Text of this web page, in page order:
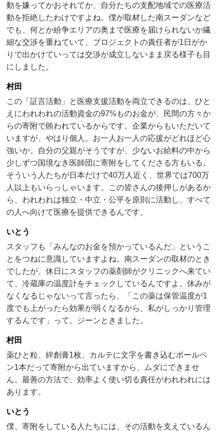
動を嫌ってかおそれてか、自分たちの支配地域での医療活
動を拒絶したわけですよね。僕が取材した南スーダンなど
でも、何とか紛争エリアの奥まで医療を届けられないか繊
細な交渉を重ねていて、プロジェクトの責任者が1日がか
りで出かけていっては交渉が成立しないまま戻る様子も目
にしました。
村田
この「証言活動」と医療支援活動を両立できるのは、ひと
えにわれわれの活動資金の97%ものお金が、民間の方々か
らの寄附で賄われているからです。企業からもいただいて
いますが、やはり個人。お一人お一人の応援がどれほど心
強いか。自分の父親がそうですが、少ないお給料の中から
少しずつ国境なき医師団に寄附をしてくださる方もいる。
そういう人たちが日本だけで40万人近く、世界では700万
人以上もいらっしゃいます。この皆さんの後押しがあるか
ら、われわれは独立・中立・公平を原則に活動し、すべて
の人へ向けて医療を提供できるんです。
いとう
スタッフも「みんなのお金を預かっているんだ」というこ
とをつねに意識していますよね。南スーダンの取材のとき
でしたが、休日にスタッフの薬剤師がクリニックへ来てい
て、冷蔵庫の温度計をチェックしているんですよ。休みが
なくなるじゃないって言ったら、「この薬は保管温度が1
度でも上がったら効果が弱くなるから、私がしっかり管理
するんです」って。ジーンときました。
村田
薬ひと粒、絆創膏1枚、カルテに文字を書き込むボールペ
ン1本だって寄附から出ていますから、ムダにできませ
ん。最善の方法で、効率よく使い切る責任がわれわれには
あります。
いとう
僕、寄附をしている人たちには、その活動を支えているん